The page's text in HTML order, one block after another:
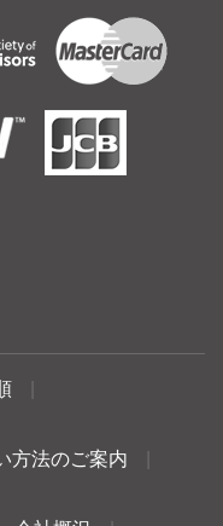
方法のご案内